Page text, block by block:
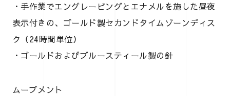
・手作業でエングレービングとエナメルを施した昼夜
表示付きの、ゴールド製セカンドタイムゾーンディス
ク（24時間単位）
・ゴールドおよびブルースティール製の針
ムーブメント